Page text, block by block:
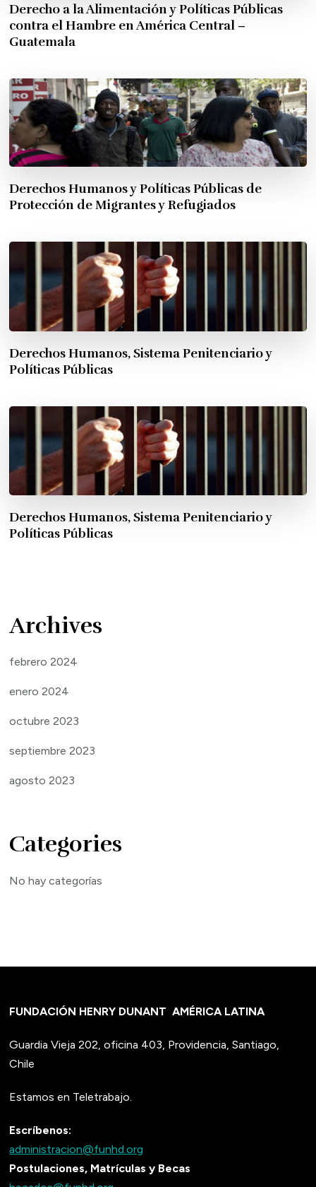
Derecho a la Alimentación y Políticas Públicas
contra el Hambre en América Central –
Guatemala
Derechos Humanos y Políticas Públicas de
Protección de Migrantes y Refugiados
Derechos Humanos, Sistema Penitenciario y
Políticas Públicas
Derechos Humanos, Sistema Penitenciario y
Políticas Públicas
Archives
febrero 2024
enero 2024
octubre 2023
septiembre 2023
agosto 2023
Categories
No hay categorías
FUNDACIÓN HENRY DUNANTAMÉRICA LATINA
Guardia Vieja 202, oficina 403, Providencia, Santiago,
Chile
Estamos en Teletrabajo.
Escríbenos:
administracion@funhd.org
Postulaciones, Matrículas y Becas